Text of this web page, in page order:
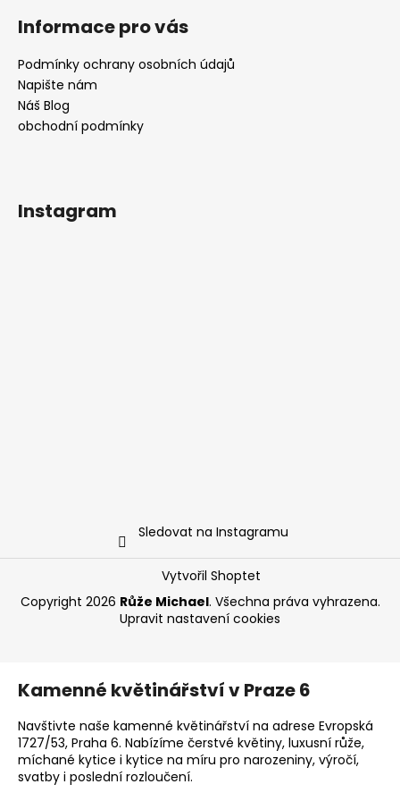
Informace pro vás
Podmínky ochrany osobních údajů
Napište nám
Náš Blog
obchodní podmínky
Instagram
Sledovat na Instagramu
Vytvořil Shoptet
Copyright 2026 Růže Michael. Všechna práva vyhrazena.
Upravit nastavení cookies
Kamenné květinářství v Praze 6
Navštivte naše kamenné květinářství na adrese Evropská
1727/53, Praha 6. Nabízíme čerstvé květiny, luxusní růže,
míchané kytice i kytice na míru pro narozeniny, výročí,
svatby i poslední rozloučení.